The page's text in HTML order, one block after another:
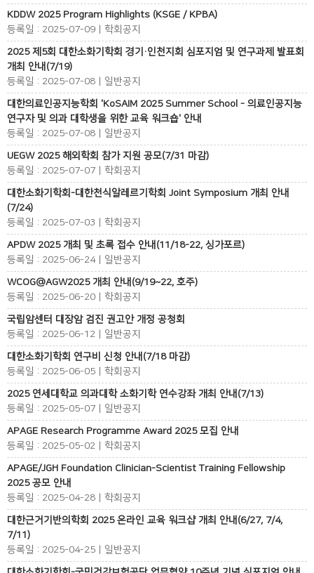
KDDW 2025 Program Highlights (KSGE / KPBA)
등록일 : 2025-07-09 | 학회공지
2025 제5회 대한소화기학회 경기·인천지회 심포지엄 및 연구과제 발표회
개최 안내(7/19)
등록일 : 2025-07-08 | 일반공지
대한의료인공지능학회 'KoSAIM 2025 Summer School - 의료인공지능
연구자 및 의과 대학생을 위한 교육 워크숍' 안내
등록일 : 2025-07-08 | 일반공지
UEGW 2025 해외학회 참가 지원 공모(7/31 마감)
등록일 : 2025-07-07 | 학회공지
대한소화기학회-대한천식알레르기학회 Joint Symposium 개최 안내
(7/24)
등록일 : 2025-07-03 | 학회공지
APDW 2025 개최 및 초록 접수 안내(11/18-22, 싱가포르)
등록일 : 2025-06-24 | 일반공지
WCOG@AGW2025 개최 안내(9/19~22, 호주)
등록일 : 2025-06-20 | 학회공지
국립암센터 대장암 검진 권고안 개정 공청회
등록일 : 2025-06-12 | 일반공지
대한소화기학회 연구비 신청 안내(7/18 마감)
등록일 : 2025-06-05 | 학회공지
2025 연세대학교 의과대학 소화기학 연수강좌 개최 안내(7/13)
등록일 : 2025-05-07 | 일반공지
APAGE Research Programme Award 2025 모집 안내
등록일 : 2025-05-02 | 학회공지
APAGE/JGH Foundation Clinician-Scientist Training Fellowship
2025 공모 안내
등록일 : 2025-04-28 | 학회공지
대한근거기반의학회 2025 온라인 교육 워크샵 개최 안내(6/27, 7/4,
7/11)
등록일 : 2025-04-25 | 일반공지